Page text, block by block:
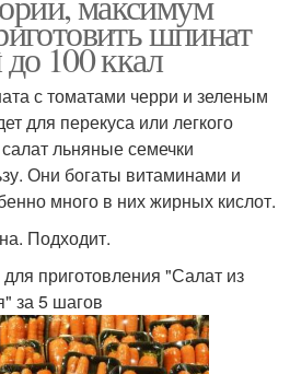
шпинат
100 ккал
с томатами черри и зеленым
для перекуса или легкого
льняные семечки
Они богаты витаминами и
много в них жирных кислот.
Подходит.
приготовления "Салат из
за 5 шагов